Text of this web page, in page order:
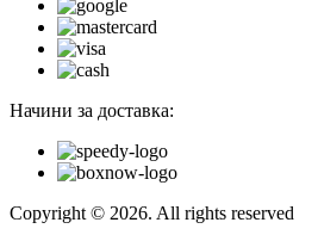
Начини за доставка:
Copyright © 2026. All rights reserved